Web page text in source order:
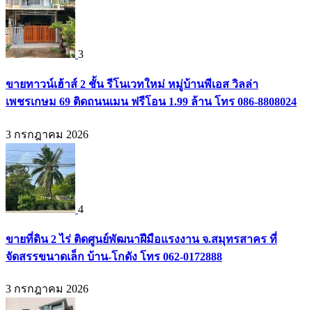
3
ขายทาวน์เฮ้าส์ 2 ชั้น รีโนเวทใหม่ หมู่บ้านพีเอส วิลล่า
เพชรเกษม 69 ติดถนนเมน ฟรีโอน 1.99 ล้าน โทร 086-8808024
3 กรกฎาคม 2026
4
ขายที่ดิน 2 ไร่ ติดศูนย์พัฒนาฝีมือแรงงาน จ.สมุทรสาคร ที่
จัดสรรขนาดเล็ก บ้าน-โกดัง โทร 062-0172888
3 กรกฎาคม 2026